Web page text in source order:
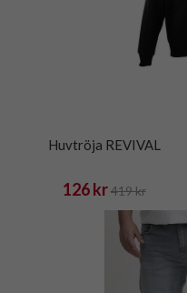
Huvtröja REVIVAL
126 kr 419 kr